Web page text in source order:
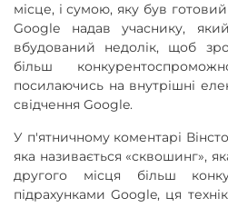
місце, і сумою, яку був
Google надав учаснику,
вбудований недолік, щоб
більш
посилаючись на внутрішні
свідчення Google.
У п'ятничному коментарі
яка називається «сквошинг»,
другого місця більш
підрахунками Google, ця